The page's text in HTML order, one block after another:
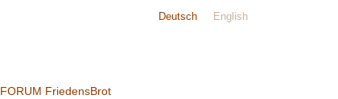
Deutsch English
FORUM FriedensBrot